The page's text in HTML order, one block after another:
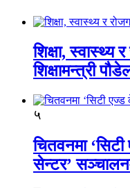
शिक्षा, स्वास्थ्य
शिक्षामन्त्री
५
चितवनमा
सेन्टर’